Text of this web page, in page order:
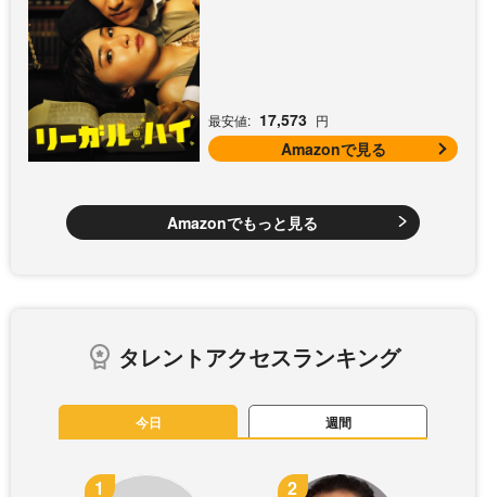
最安値: 17,573 円
Amazonで見る
Amazonでもっと見る
タレントアクセスランキング
今日 週間